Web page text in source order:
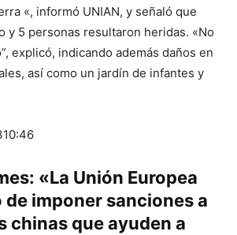
«, informó UNIAN, y señaló que
y 5 personas resultaron heridas. «No
explicó, indicando además daños en
así como un jardín de infantes y
10:46
«La Unión Europea
de imponer sanciones a
chinas que ayuden a